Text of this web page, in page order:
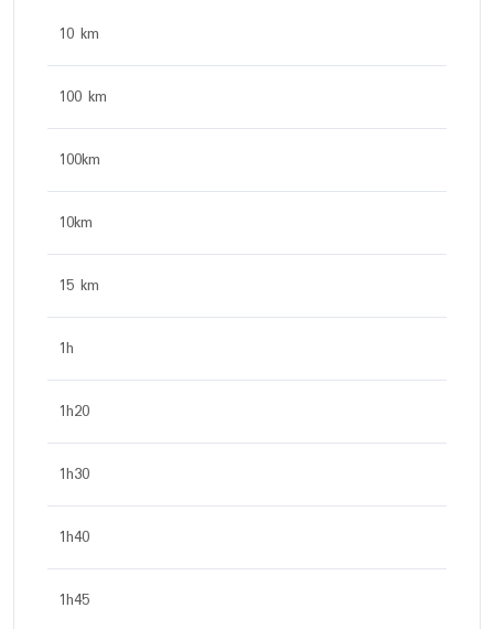
10 km
100 km
100km
10km
15 km
1h
1h20
1h30
1h40
1h45